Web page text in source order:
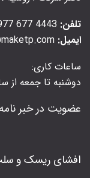
تلفن:
ایمیل:
ساعات کاری:
دوشنبه تا جمعه از ساعت
عضویت در خبر نامه
افشای ریسک و